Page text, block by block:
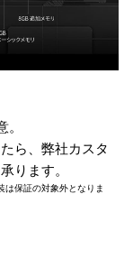
ら、弊社カスタ
ります。
は保証の対象外となりま